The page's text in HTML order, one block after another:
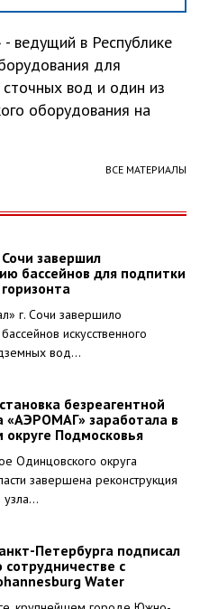
ведущий в Республике
для
вод и один из
оборудования на
ВСЕ МАТЕРИАЛЫ
завершил
бассейнов для подпитки
г. Сочи завершило
искусственного
вод...
безреагентной
«АЭРОМАГ» заработала в
округе Подмосковья
Одинцовского округа
завершена реконструкция
Петербурга подписал
сотрудничестве с
Water